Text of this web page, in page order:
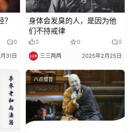
0
31日
身体会发臭的人，是因为他
们不持戒律
2 0 0
三三两两 2025年2月25日
八点僧音